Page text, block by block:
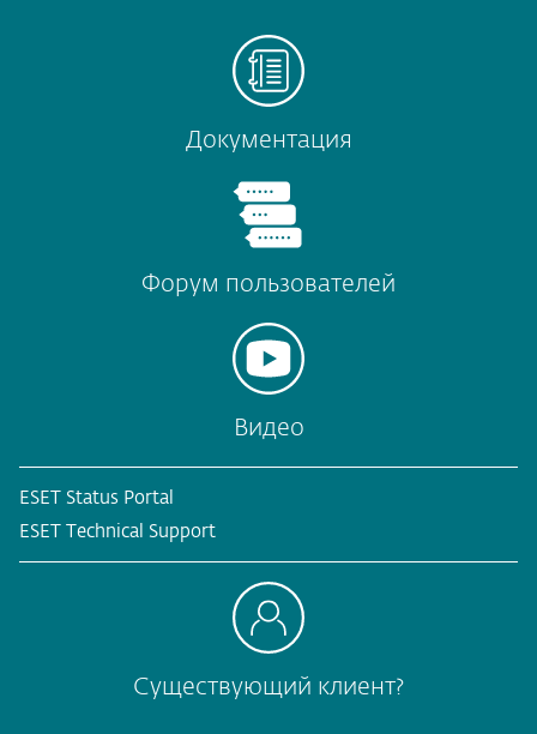
Документация
Форум пользователей
Видео
ESET Status Portal
ESET Technical Support
Существующий клиент?